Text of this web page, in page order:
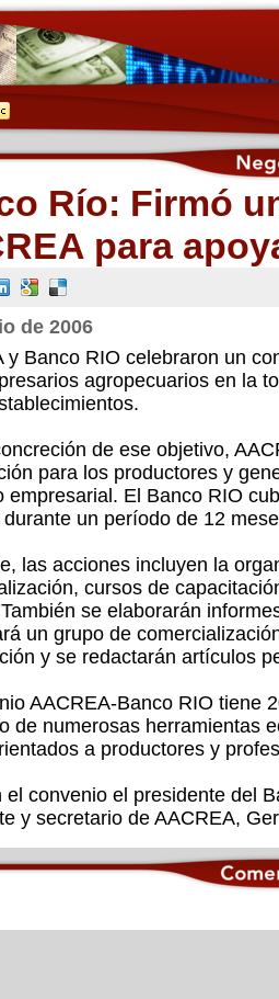
Río: Firmó
para
de 2006
y Banco RIO celebraron un
agropecuarios en la
de ese objetivo,
para los productores y
empresarial. El Banco RIO
un período de 12
las acciones incluyen la
cursos de
se elaborarán
un grupo de
y se redactarán artículos
AACREA-Banco RIO tiene
de numerosas herramientas
a productores y
el convenio el presidente del
y secretario de AACREA,